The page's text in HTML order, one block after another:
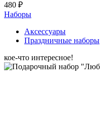
480 ₽
Наборы
Аксессуары
Праздничные наборы
кое-что интересное!